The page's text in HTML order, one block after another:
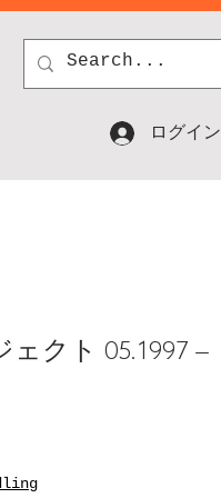
ログイン
ェクト 05.1997 –